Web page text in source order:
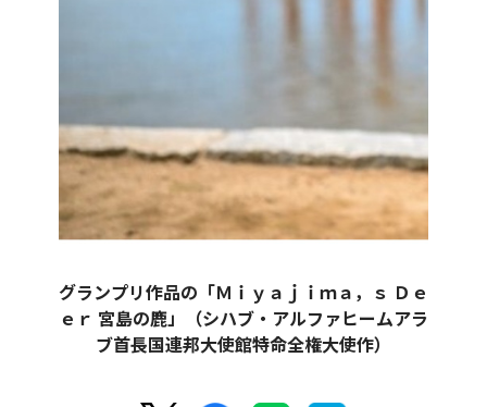
グランプリ作品の「Ｍｉｙａｊｉｍａ，ｓ Ｄｅ
ｅｒ 宮島の鹿」（シハブ・アルファヒームアラ
ブ首長国連邦大使館特命全権大使作）